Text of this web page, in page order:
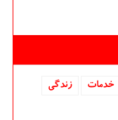
خدمات
زندگی